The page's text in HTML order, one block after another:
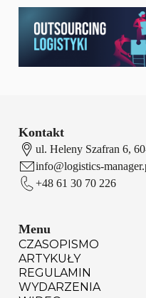
Kontakt
ul. Heleny Szafran 6,
info@logistics-
+48 61 30 70 226
Menu
CZASOPISMO
ARTYKUŁY
REGULAMIN
WYDARZENIA